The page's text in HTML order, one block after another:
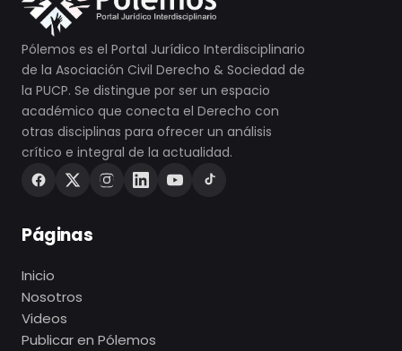
Pólemos es el Portal Jurídico Interdisciplinario
de la Asociación Civil Derecho & Sociedad de
la PUCP. Se distingue por ser un espacio
académico que conecta el Derecho con
otras disciplinas para ofrecer un análisis
crítico e integral de la actualidad.
Páginas
Inicio
Nosotros
Videos
Publicar en Pólemos